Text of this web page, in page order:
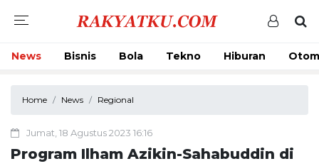
News Bisnis Bola Tekno Hiburan
Home News Regional
Jumat, 18 Agustus 2023 16:16
Program Ilham Azikin-Sahabuddin di